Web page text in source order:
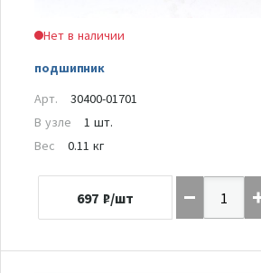
Нет в наличии
подшипник
Арт.
30400-01701
В узле
1 шт.
Вес
0.11 кг
697 ₽/шт